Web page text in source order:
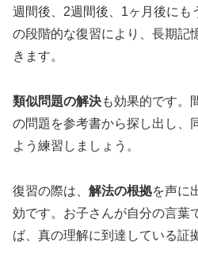
週間後、2週間後、1ヶ月後にも
の段階的な復習により、長期記
きます。
類似問題の解決も効果的です。
の問題を参考書から探し出し、
よう練習しましょう。
復習の際は、 解法の根拠を声に
効です。お子さんが自分の言葉
ば、真の理解に到達している証